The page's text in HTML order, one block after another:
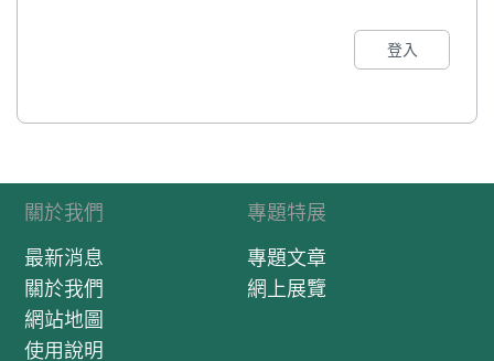
登入
關於我們
最新消息
關於我們
網站地圖
使用說明
專題特展
專題文章
網上展覽